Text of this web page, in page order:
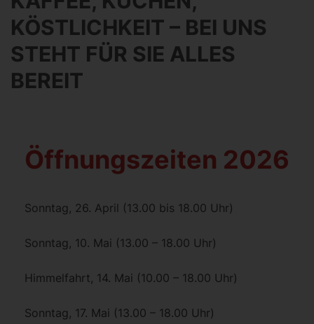
KÖSTLICHKEIT – BEI UNS
STEHT FÜR SIE ALLES
BEREIT
Öffnungszeiten 2026
Sonntag, 26. April (13.00 bis 18.00 Uhr)
Sonntag, 10. Mai (13.00 – 18.00 Uhr)
Himmelfahrt, 14. Mai (10.00 – 18.00 Uhr)
Sonntag, 17. Mai (13.00 – 18.00 Uhr)